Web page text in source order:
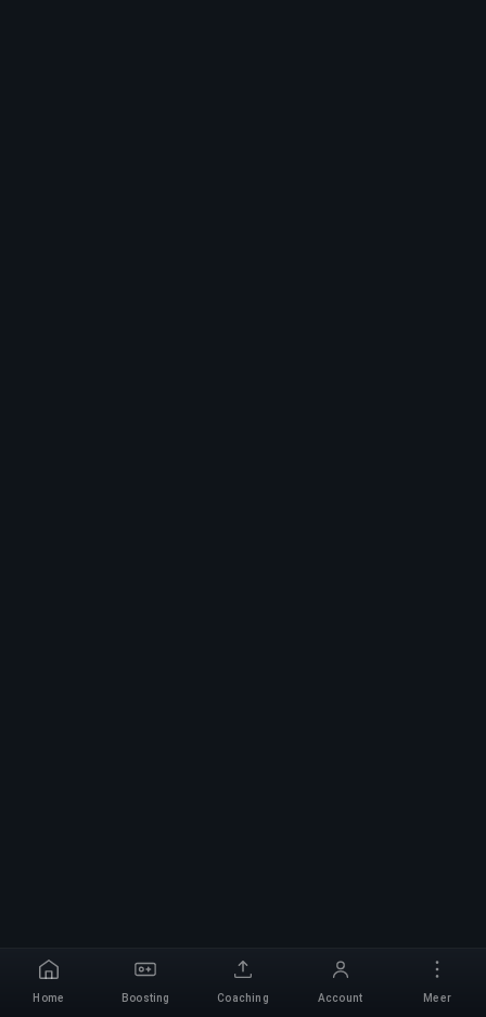
Home Boosting Coaching Account Meer